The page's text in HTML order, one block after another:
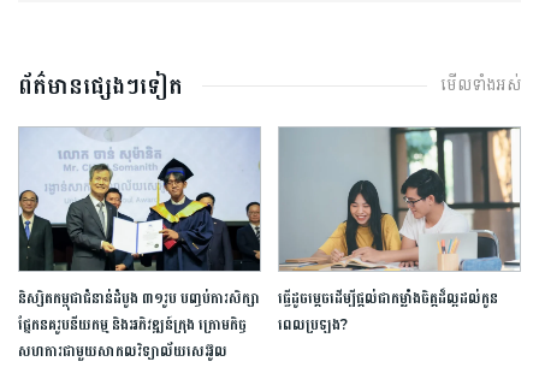
ព័ត៌មានផ្សេងៗទៀត មើលទាំងអស់
និស្សិត​កម្ពុជា​ជំនាន់​ដំបូង​ ​៣១​រូប​ ​បញ្ចប់​ការ​សិក្សា​
ផ្នែក​នគរូបនីយកម្ម ​និង​អភិវឌ្ឍន៍​ក្រុង​ ក្រោម​កិច្ច
សហការ​ជាមួយ​សាកលវិទ្យាល័យ​សេអ៊ូល​
ធ្វើ​ដូចម្តេច​ដើម្បី​ផ្តល់ជា​កម្លាំងចិត្ត​ដ៏​ល្អ​ដល់​កូន​
ពេល​ប្រឡង​?​